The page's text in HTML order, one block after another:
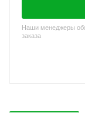
Наши менеджеры
заказа